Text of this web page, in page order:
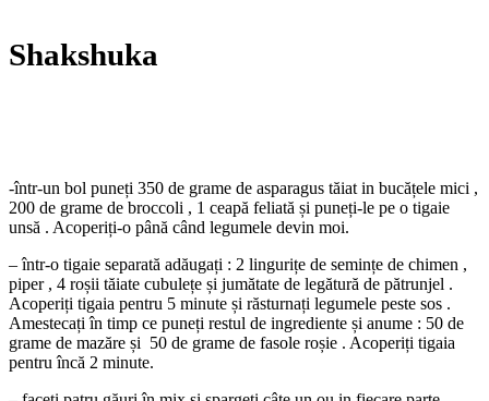
Shakshuka
-într-un bol puneți 350 de grame de asparagus tăiat in bucățele mici ,
200 de grame de broccoli , 1 ceapă feliată și puneți-le pe o tigaie
unsă . Acoperiți-o până când legumele devin moi.
– într-o tigaie separată adăugați : 2 lingurițe de semințe de chimen ,
piper , 4 roșii tăiate cubulețe și jumătate de legătură de pătrunjel .
Acoperiți tigaia pentru 5 minute și răsturnați legumele peste sos .
Amestecați în timp ce puneți restul de ingrediente și anume : 50 de
grame de mazăre și 50 de grame de fasole roșie . Acoperiți tigaia
pentru încă 2 minute.